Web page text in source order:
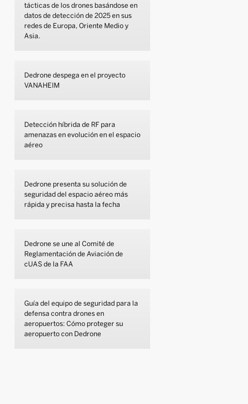
tácticas de los drones basándose en
datos de detección de 2025 en sus
redes de Europa, Oriente Medio y
Asia.
Dedrone despega en el proyecto
VANAHEIM
Detección híbrida de RF para
amenazas en evolución en el espacio
aéreo
Dedrone presenta su solución de
seguridad del espacio aéreo más
rápida y precisa hasta la fecha
Dedrone se une al Comité de
Reglamentación de Aviación de
cUAS de la FAA
Guía del equipo de seguridad para la
defensa contra drones en
aeropuertos: Cómo proteger su
aeropuerto con Dedrone